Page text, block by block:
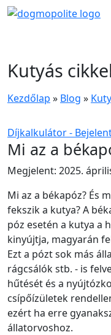
Kutyás
Kezdőlap » Blog »
Díjkalkulátor -
Mi az a
Megjelent: 2025.
Mi az a békapóz? És
fekszik a kutya? A
póz esetén a kutya a
kinyújtja, magyarán
Ezt a pózt sok más
rágcsálók stb. - is
hűtését és a
csípőízületek
ezért ha erre
állatorvoshoz.